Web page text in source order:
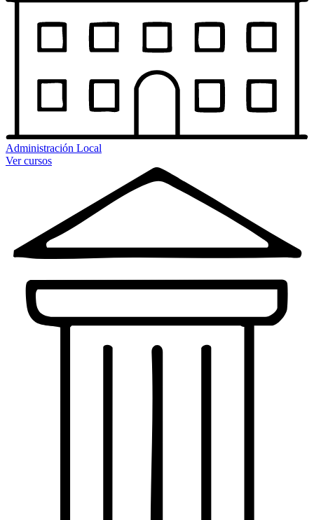
Administración Local
Ver cursos